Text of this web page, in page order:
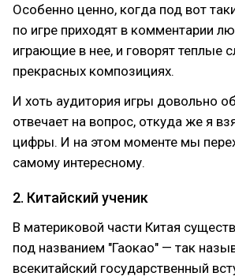
Особенно ценно, когда под вот
по игре приходят в комментарии
играющие в нее, и говорят теплые
прекрасных композициях.
И хоть аудитория игры довольно
отвечает на вопрос, откуда же я
цифры. И на этом моменте мы
самому интересному.
2. Китайский ученик
В материковой части Китая
под названием "Гаокао" — так
всекитайский государственный